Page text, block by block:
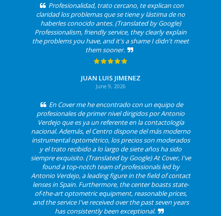
Profesionalidad, trato cercano, te explican con
claridad los problemas que se tiene y lástima de no
haberles conocido antes. (Translated by Google)
Professionalism, friendly service, they clearly explain
the problems you have, and it's a shame I didn't meet
them sooner.
JUAN LUIS JIMENEZ
June 9, 2026
En Cover me he encontrado con un equipo de
profesionales de primer nivel dirigidos por Antonio
Verdejo que es ya un referente en la contactología
nacional. Además, el Centro dispone del más moderno
instrumental optométrico, los precios son moderados
y el trato recibido a lo largo de siete años ha sido
siempre exquisito. (Translated by Google) At Cover, I've
found a top-notch team of professionals led by
Antonio Verdejo, a leading figure in the field of contact
lenses in Spain. Furthermore, the center boasts state-
of-the-art optometric equipment, reasonable prices,
and the service I've received over the past seven years
has consistently been exceptional.